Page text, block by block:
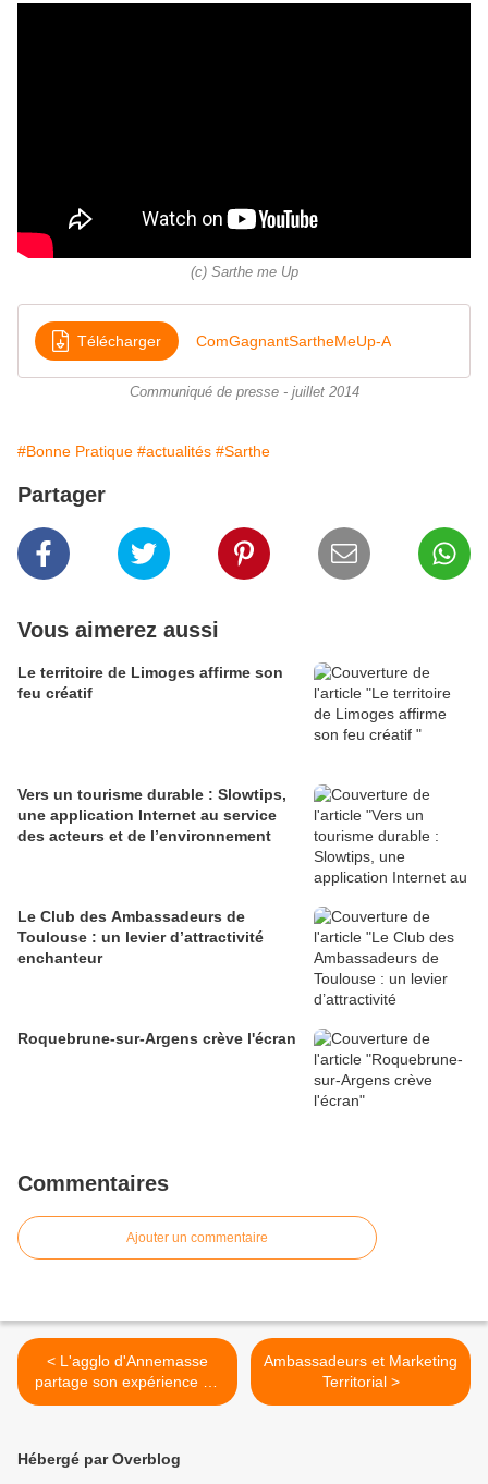
(c) Sarthe me Up
Télécharger ComGagnantSartheMeUp-A
Communiqué de presse - juillet 2014
#Bonne Pratique #actualités #Sarthe
Partager
Vous aimerez aussi
Le territoire de Limoges affirme son
feu créatif
Vers un tourisme durable : Slowtips,
une application Internet au service
des acteurs et de l’environnement
Le Club des Ambassadeurs de
Toulouse : un levier d’attractivité
enchanteur
Roquebrune-sur-Argens crève l'écran
Commentaires
Ajouter un commentaire
< L'agglo d'Annemasse
partage son expérience de
communication
Ambassadeurs et Marketing
Territorial >
Hébergé par Overblog